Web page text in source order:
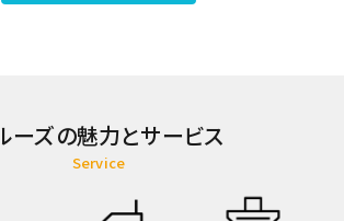
ーズの魅力とサービス
Service